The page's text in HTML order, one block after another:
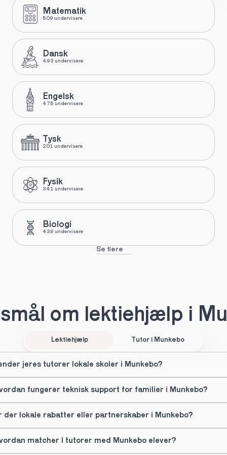
Matematik
509 undervisere
Dansk
493 undervisere
Engelsk
475 undervisere
Tysk
201 undervisere
Fysik
341 undervisere
Biologi
439 undervisere
Se flere
om lektiehjælp i
Lektiehjælp Tutor i Munkebo
jeres tutorer lokale skoler i Munkebo?
fungerer teknisk support for familier i Munkebo?
der lokale rabatter eller partnerskaber i Munkebo?
matcher I tutorer med Munkebo elever?